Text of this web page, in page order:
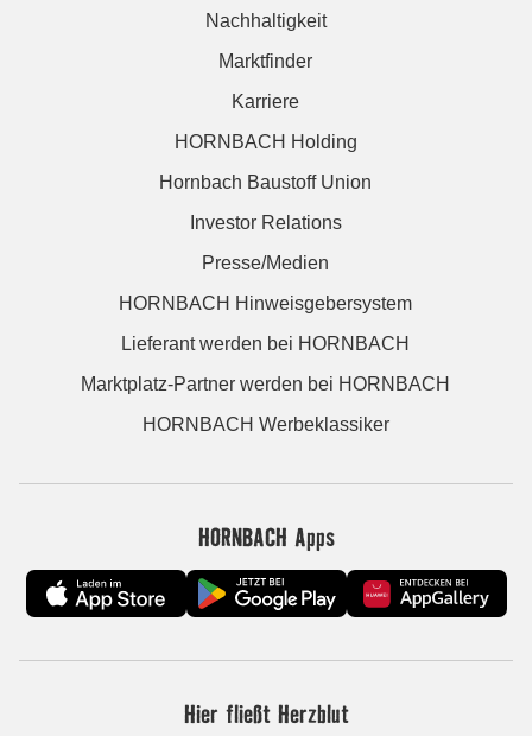
Nachhaltigkeit
Marktfinder
Karriere
HORNBACH Holding
Hornbach Baustoff Union
Investor Relations
Presse/Medien
HORNBACH Hinweisgebersystem
Lieferant werden bei HORNBACH
Marktplatz-Partner werden bei HORNBACH
HORNBACH Werbeklassiker
HORNBACH Apps
Hier fließt Herzblut